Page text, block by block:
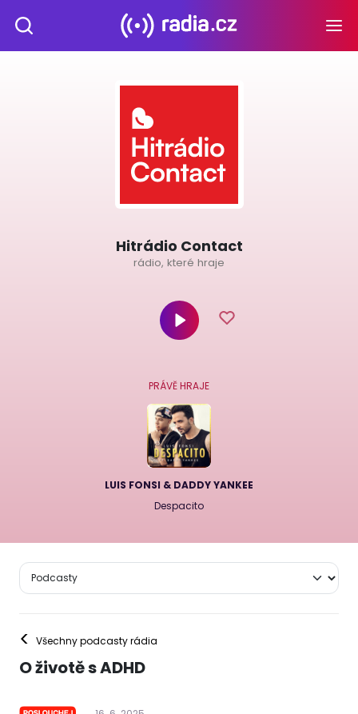
Hitrádio Contact
rádio, které hraje
PRÁVĚ HRAJE
LUIS FONSI & DADDY YANKEE
Despacito
< Všechny podcasty rádia
O životě s ADHD